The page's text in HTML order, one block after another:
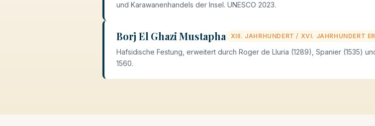
und Karawanenhandels der Insel. UNESCO 2023.
Borj El Ghazi Mustapha XIII. JAHRHUNDERT / XVI. JAHRHUNDERT
Hafsidische Festung, erweitert durch Roger de Lluria (1289), Spanier (1535)
1560.